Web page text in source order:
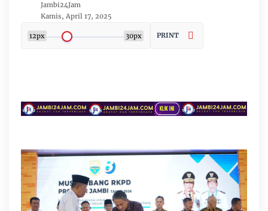
Jambi24Jam
Kamis, April 17, 2025
12px 30px PRINT